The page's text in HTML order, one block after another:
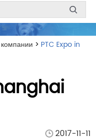
компании > PTC Expo in
2017-11-11